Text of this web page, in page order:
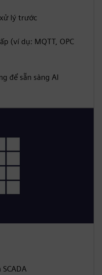
lý trước
(ví dụ: MQTT, OPC
để sẵn sàng AI